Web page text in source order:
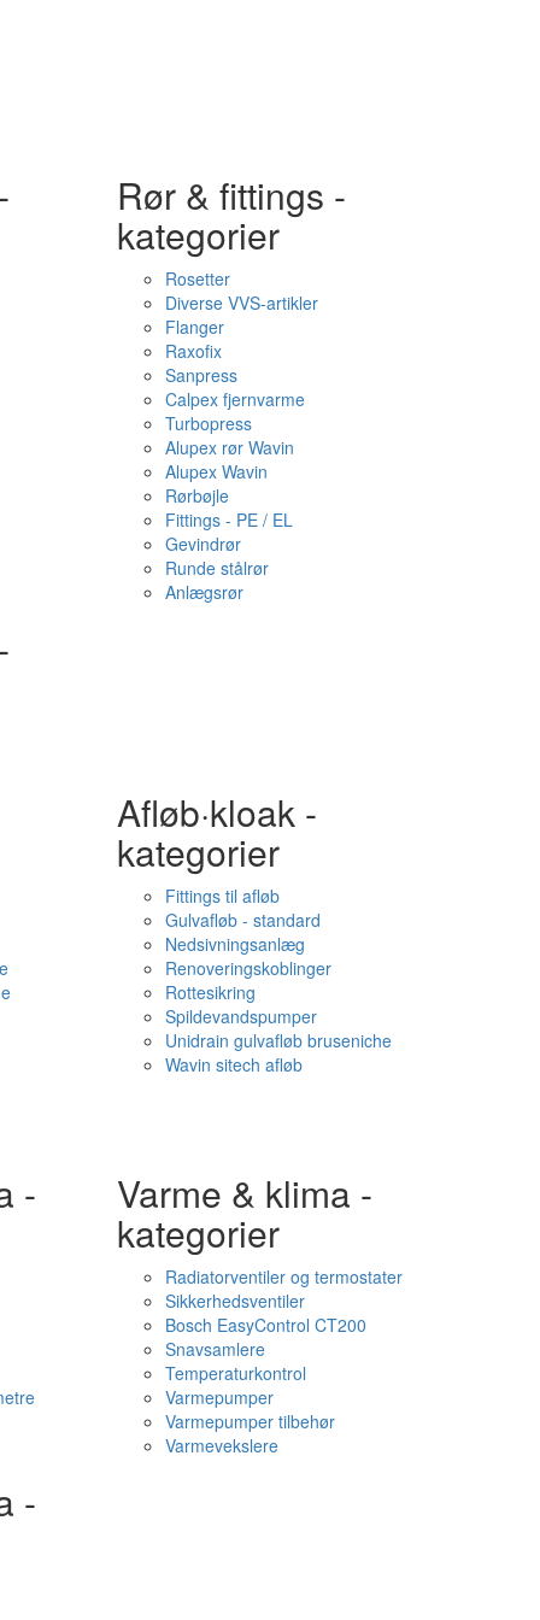
Rør & fittings -
kategorier
Rosetter
Diverse VVS-artikler
Flanger
Raxofix
Sanpress
Calpex fjernvarme
Turbopress
Alupex rør Wavin
Alupex Wavin
Rørbøjle
Fittings - PE / EL
Gevindrør
Runde stålrør
Anlægsrør
Afløb·kloak -
kategorier
Fittings til afløb
Gulvafløb - standard
Nedsivningsanlæg
Renoveringskoblinger
Rottesikring
Spildevandspumper
Unidrain gulvafløb bruseniche
Wavin sitech afløb
- Varme & klima -
kategorier
Radiatorventiler og termostater
Sikkerhedsventiler
Bosch EasyControl CT200
Snavsamlere
Temperaturkontrol
Varmepumper
Varmepumper tilbehør
Varmevekslere
-